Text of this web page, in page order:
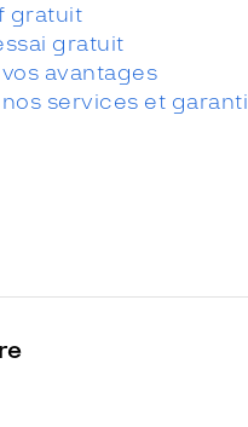
gratuit
gratuit
avantages
services et